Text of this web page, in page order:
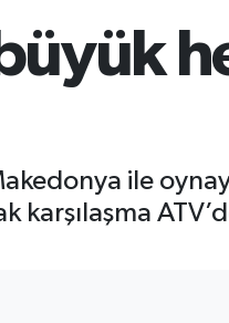
ile
karşılaşma